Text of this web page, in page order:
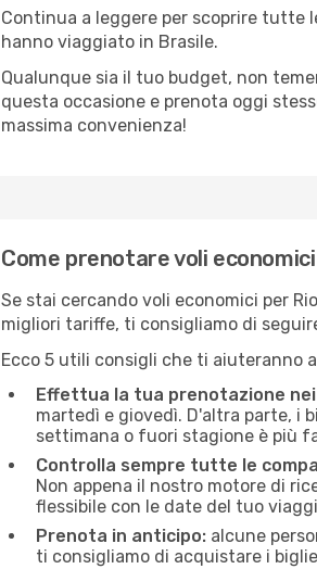
Continua a leggere per scoprire tutte
hanno viaggiato in Brasile.
Qualunque sia il tuo budget, non
questa occasione e prenota oggi
massima convenienza!
Come prenotare voli economici
Se stai cercando voli economici per
migliori tariffe, ti consigliamo di
Ecco 5 utili consigli che ti aiuteranno
Effettua la tua prenotazione
martedì e giovedì. D'altra parte, i
settimana o fuori stagione è più
Controlla sempre tutte le
Non appena il nostro motore di
flessibile con le date del tuo
Prenota in anticipo: alcune
ti consigliamo di acquistare i